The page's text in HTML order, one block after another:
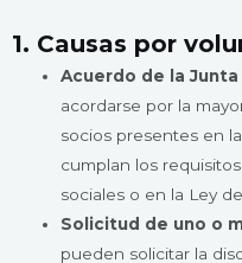
1. Causas por
Acuerdo de la Junta
acordarse por la
socios presentes en
cumplan los
sociales o en la Ley
Solicitud de uno o
pueden solicitar la